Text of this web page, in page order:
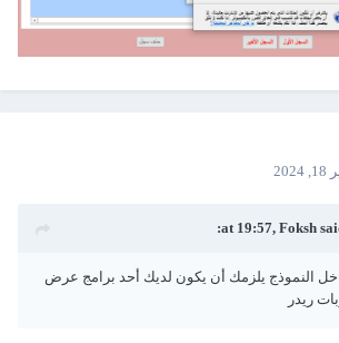
Foksh
النموذج يلزمك أن يكون لديك أحد برامج عرض